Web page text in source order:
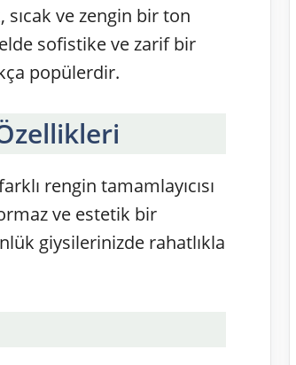
ve zengin bir ton
sofistike ve zarif bir
popülerdir.
rengin tamamlayıcısı
ve estetik bir
giysilerinizde rahatlıkla